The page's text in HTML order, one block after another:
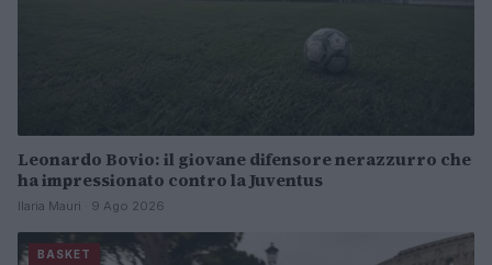
Leonardo Bovio: il giovane difensore nerazzurro che
ha impressionato contro la Juventus
Ilaria Mauri · 9 Ago 2026
BASKET